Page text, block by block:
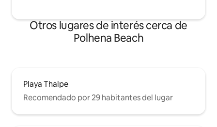
Otros lugares de interés cerca de
Polhena Beach
Playa Thalpe
Recomendado por 29 habitantes del lugar